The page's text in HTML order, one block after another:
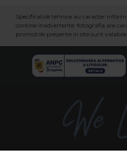
Specificatiile tehnice au caracter
contine inadvertente: fotografia are
promotiile prezente in site sunt